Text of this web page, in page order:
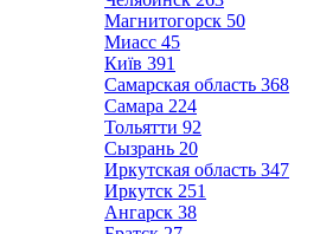
Магнитогорск 50
Миасс 45
Київ 391
Самарская область 368
Самара 224
Тольятти 92
Сызрань 20
Иркутская область 347
Иркутск 251
Ангарск 38